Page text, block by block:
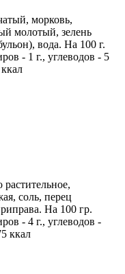
морковь,
молотый, зелень
вода. На 100 г.
- 1 г., углеводов - 5
соль, перец
На 100 гр.
- 4 г., углеводов -
ккал